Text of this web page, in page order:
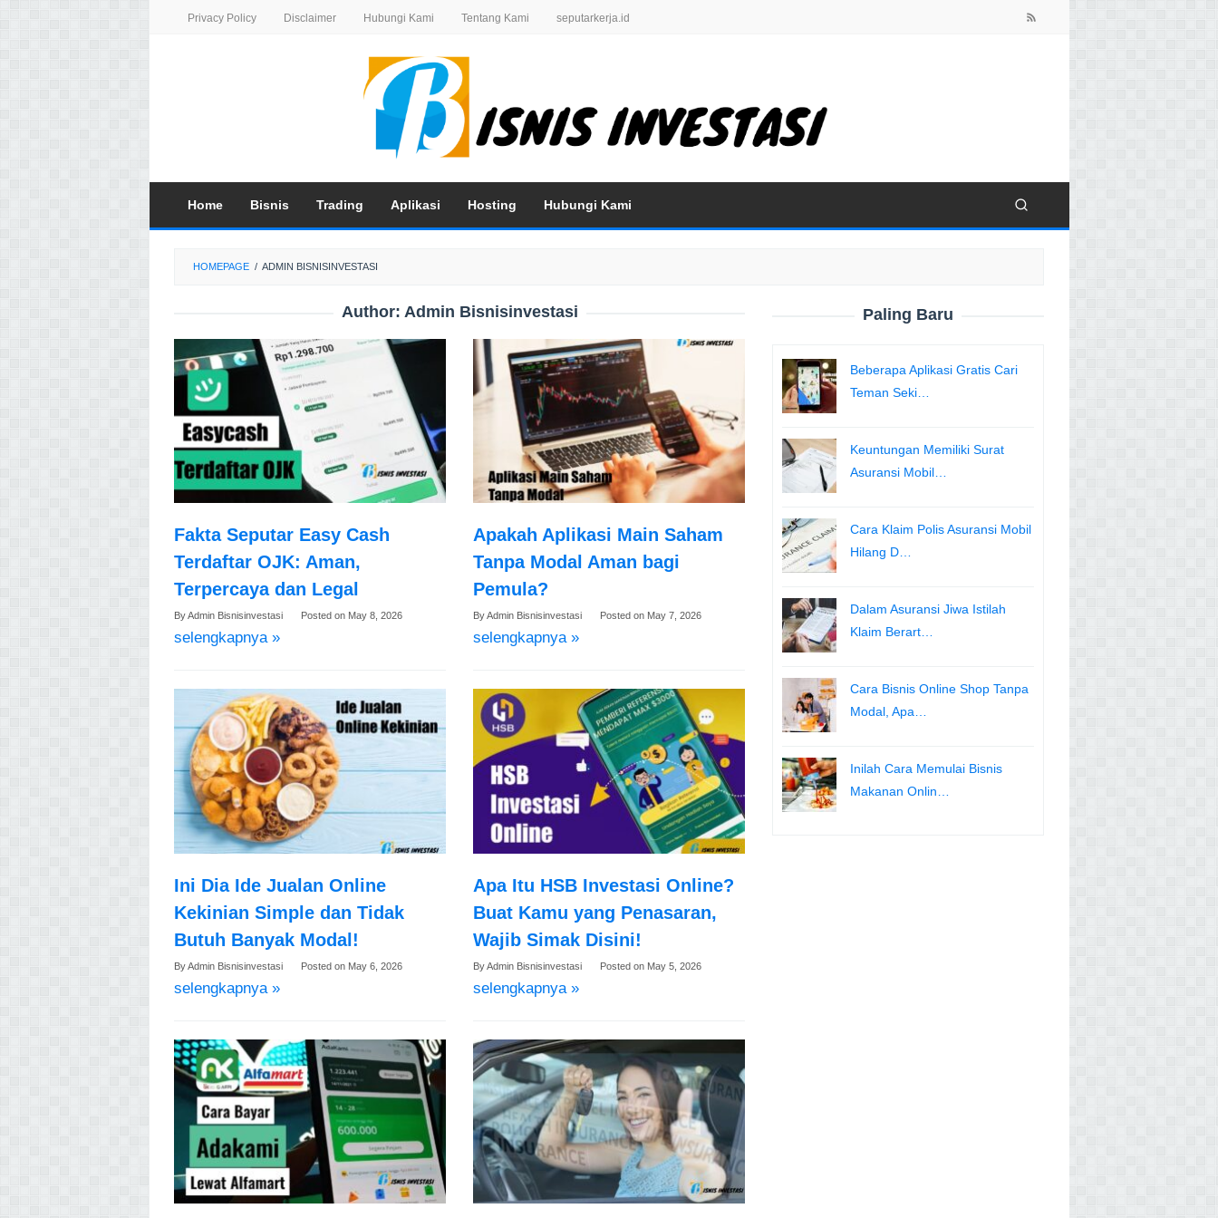
Privacy Policy Disclaimer Hubungi Kami Tentang Kami seputarkerja.id
Home Bisnis Trading Aplikasi Hosting Hubungi Kami
HOMEPAGE / ADMIN BISNISINVESTASI
Author: Admin Bisnisinvestasi
Fakta Seputar Easy Cash
Terdaftar OJK: Aman,
Terpercaya dan Legal
ByAdmin Bisnisinvestasi Posted on May 8, 2026
selengkapnya »
Apakah Aplikasi Main Saham
Tanpa Modal Aman bagi
Pemula?
ByAdmin Bisnisinvestasi Posted on May 7, 2026
selengkapnya »
Ini Dia Ide Jualan Online
Kekinian Simple dan Tidak
Butuh Banyak Modal!
ByAdmin Bisnisinvestasi Posted on May 6, 2026
selengkapnya »
Apa Itu HSB Investasi Online?
Buat Kamu yang Penasaran,
Wajib Simak Disini!
ByAdmin Bisnisinvestasi Posted on May 5, 2026
selengkapnya »
Paling Baru
Beberapa Aplikasi Gratis Cari
Teman Seki…
Keuntungan Memiliki Surat
Asuransi Mobil…
Cara Klaim Polis Asuransi Mobil
Hilang D…
Dalam Asuransi Jiwa Istilah
Klaim Berart…
Cara Bisnis Online Shop Tanpa
Modal, Apa…
Inilah Cara Memulai Bisnis
Makanan Onlin…